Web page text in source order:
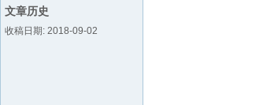
文章历史
收稿日期: 2018-09-02